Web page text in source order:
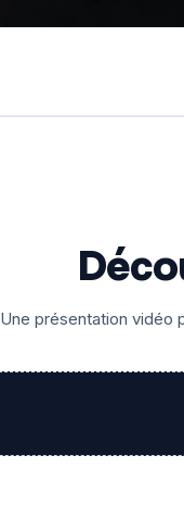
Une présentation vidéo